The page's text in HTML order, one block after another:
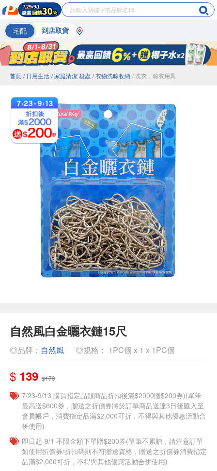
宅配 到店取貨
首頁 / 日用生活 / 家庭清潔 殺蟲 / 衣物洗晾收納 / 洗衣．晾衣用具
自然風白金曬衣鏈15尺
◎品牌： 自然風 ◎規格： 1PC個 x 1 x 1PC個
$ 139 $179
7/23-9/13 購買指定品類商品折扣後滿$2000贈$200券)(單筆
最高送$600券，贈送之折價券將於訂單商品送達3日後匯入至
會員帳戶，消費指定品滿$2,000可折，不得與其他優惠活動合
併使用)
即日起-9/1 不限金額下單贈$200券(單筆不累贈，請注意訂單
如使用折價券/折扣碼則不符贈送資格，贈送之折價券消費指定
品滿$2,000可折，不得與其他優惠活動合併使用)